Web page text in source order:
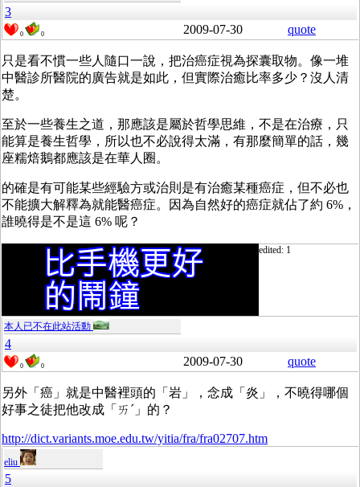
3
0 0 2009-07-30 quote
只是看不慣一些人隨口一說，把治癌症視為探囊取物。像一堆
中醫診所醫院的廣告就是如此，但實際治癒比率多少？沒人清
楚。
至於一些養生之道，那應該是屬於哲學思維，不是在治療，只
能算是養生哲學，所以也不必說得太滿，有那麼簡單的話，幾
座糯焙鵝都應該是在華人圈。
的確是有可能某些經驗方或治則是有治癒某種癌症，但不必也
不能擴大解釋為就能醫癌症。因為自然好的癌症就佔了約 6%，
誰曉得是不是這 6% 呢？
edited: 1
本人已不在此站活動
4
0 0 2009-07-30 quote
另外「癌」就是中醫裡頭的「岩」，念成「炎」，不曉得哪個
好事之徒把他改成「ㄞˊ」的？
http://dict.variants.moe.edu.tw/yitia/fra/fra02707.htm
eliu
5